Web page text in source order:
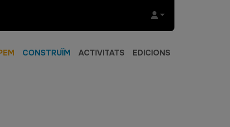
CONSTRUÏM ACTIVITATS EDICIONS